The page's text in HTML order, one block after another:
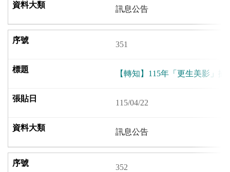
訊息公告
351
【轉知】115年「更生美影」
115/04/22
訊息公告
352